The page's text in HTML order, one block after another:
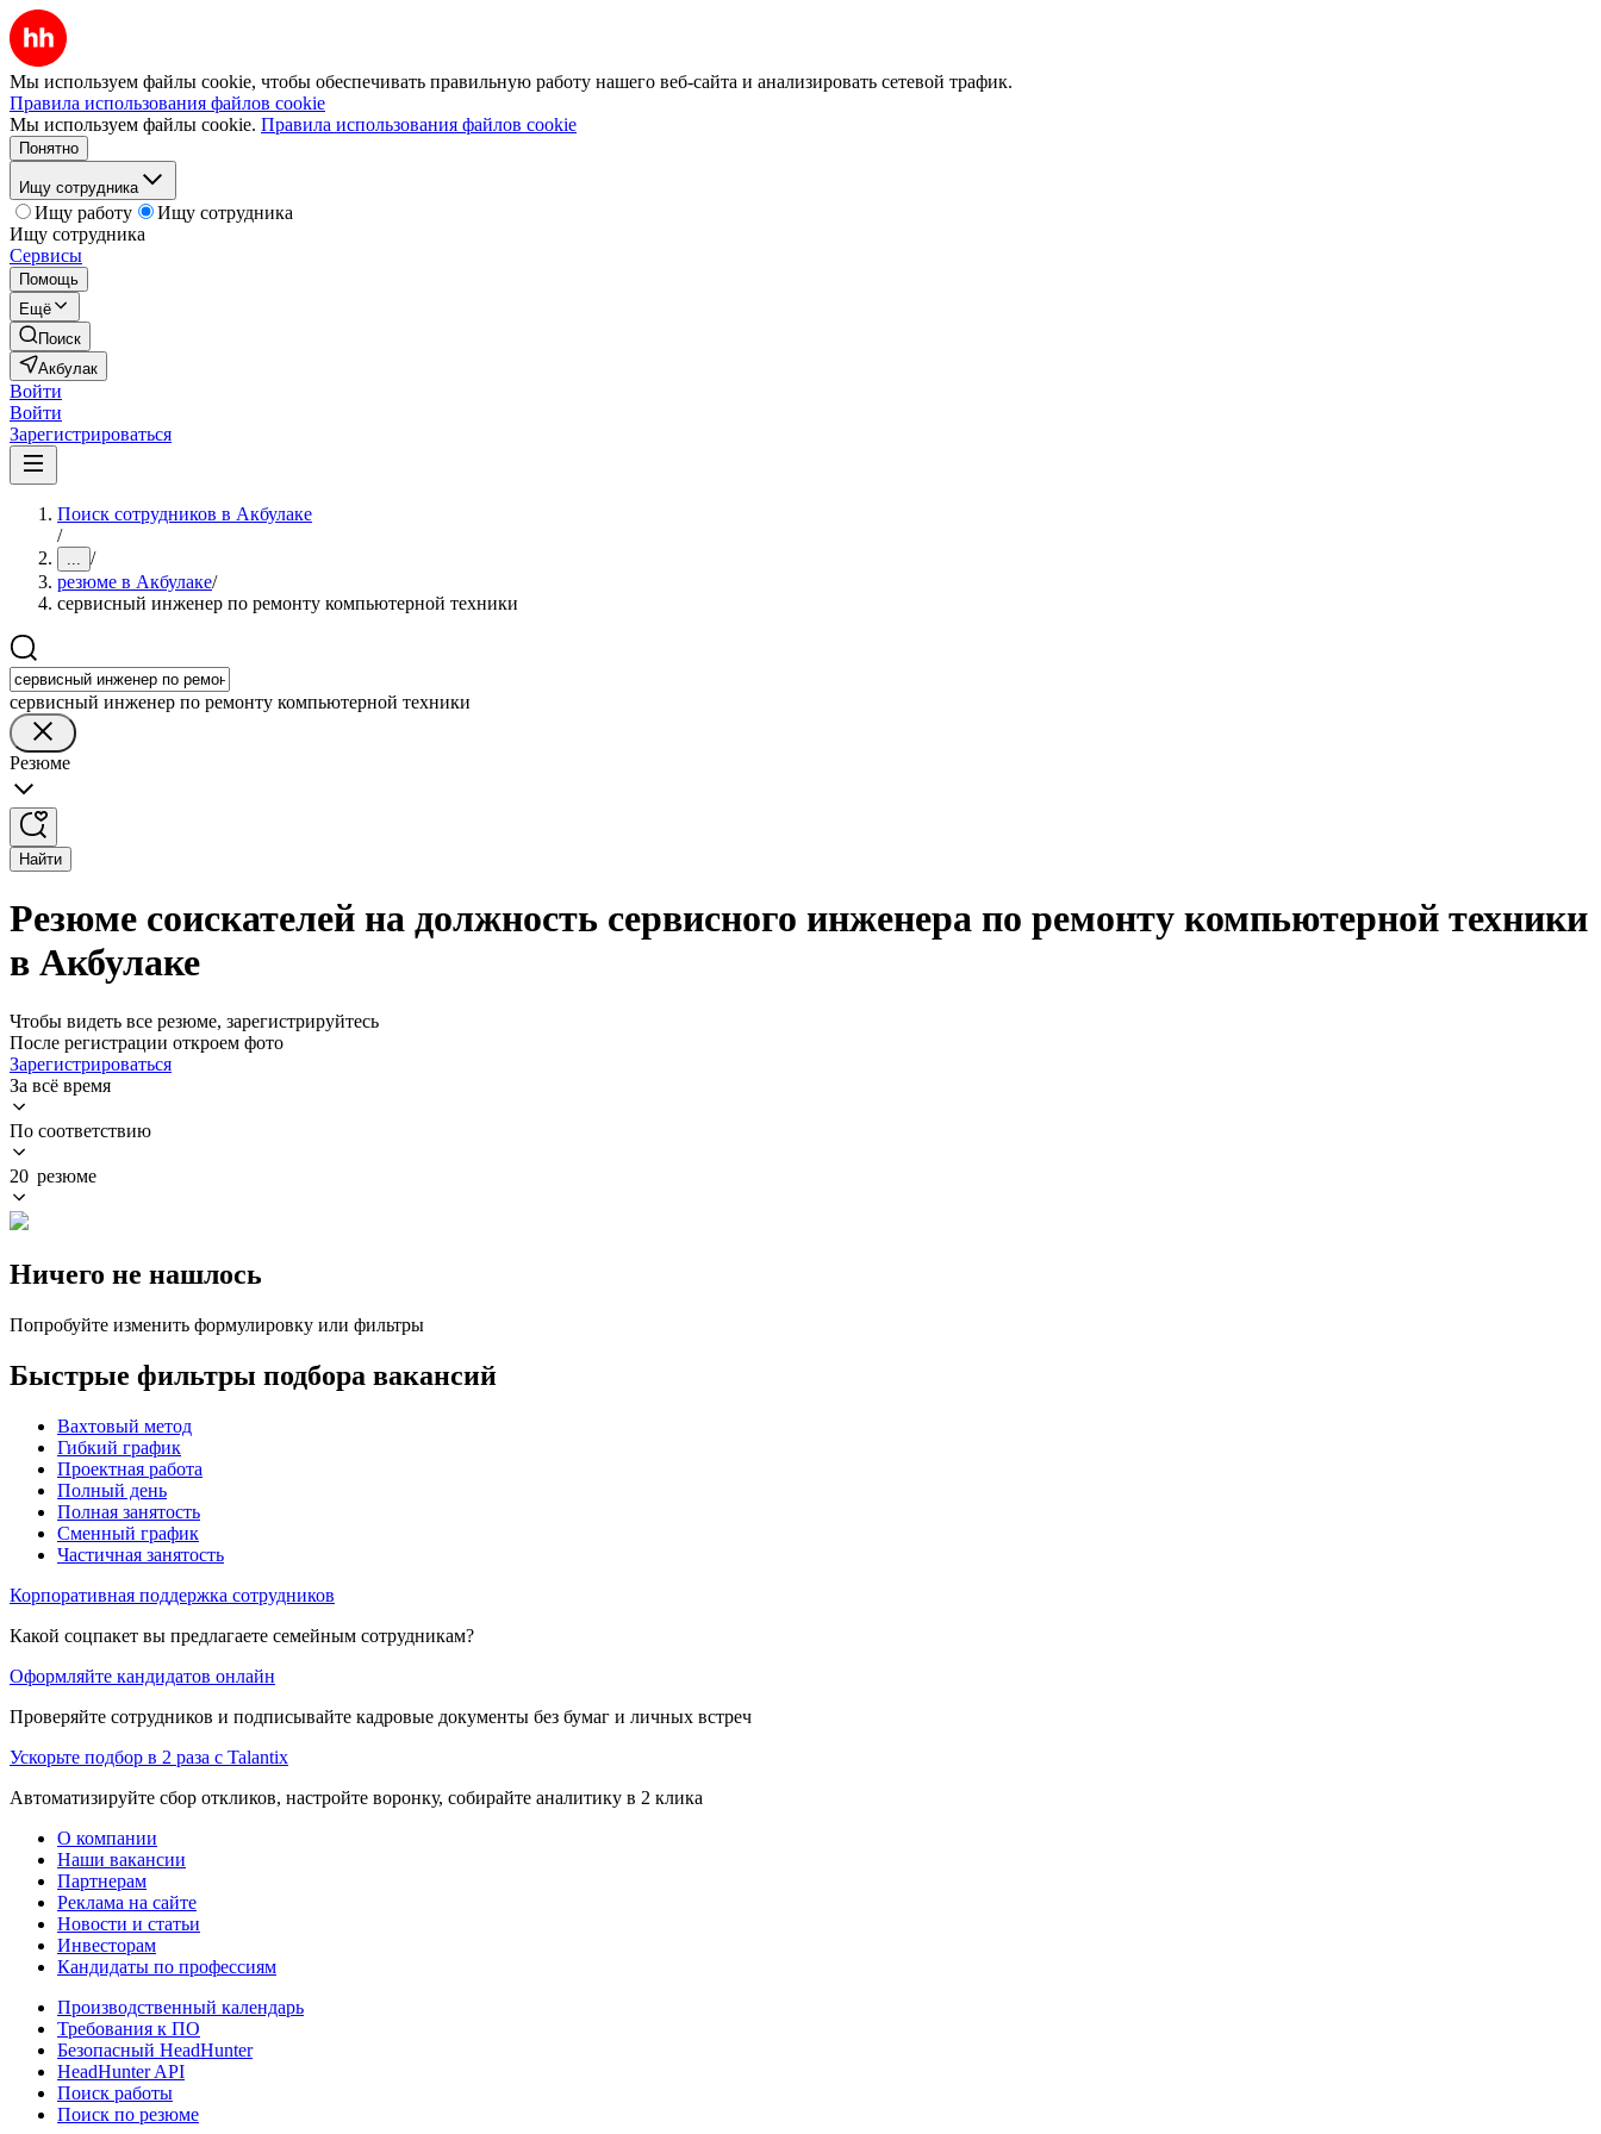
Мы используем файлы cookie, чтобы обеспечивать правильную работу нашего веб-сайта и анализировать сетевой трафик.
Правила использования файлов cookie
Мы используем файлы cookie. Правила использования файлов cookie
Понятно
Ищу сотрудника
Ищу работу
Ищу сотрудника
Ищу сотрудника
Сервисы
Помощь
Ещё
Поиск
Акбулак
Войти
Войти
Зарегистрироваться
Поиск сотрудников в Акбулаке
/
... /
резюме в Акбулаке/
сервисный инженер по ремонту компьютерной техники
сервисный инженер по ремонту компьютерной техники
Резюме
Найти
Резюме соискателей на должность сервисного инженера по ремонту компьютерной техники
в Акбулаке
Чтобы видеть все резюме, зарегистрируйтесь
После регистрации откроем фото
Зарегистрироваться
За всё время
По соответствию
20 резюме
Ничего не нашлось
Попробуйте изменить формулировку или фильтры
Быстрые фильтры подбора вакансий
Вахтовый метод
Гибкий график
Проектная работа
Полный день
Полная занятость
Сменный график
Частичная занятость
Корпоративная поддержка сотрудников
Какой соцпакет вы предлагаете семейным сотрудникам?
Оформляйте кандидатов онлайн
Проверяйте сотрудников и подписывайте кадровые документы без бумаг и личных встреч
Ускорьте подбор в 2 раза с Talantix
Автоматизируйте сбор откликов, настройте воронку, собирайте аналитику в 2 клика
О компании
Наши вакансии
Партнерам
Реклама на сайте
Новости и статьи
Инвесторам
Кандидаты по профессиям
Производственный календарь
Требования к ПО
Безопасный HeadHunter
HeadHunter API
Поиск работы
Поиск по резюме